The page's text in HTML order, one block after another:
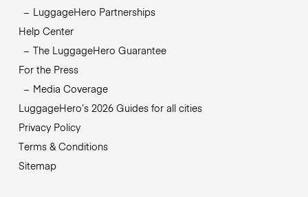
LuggageHero Partnerships
Help Center
The LuggageHero Guarantee
For the Press
Media Coverage
LuggageHero’s 2026 Guides for all cities
Privacy Policy
Terms & Conditions
Sitemap